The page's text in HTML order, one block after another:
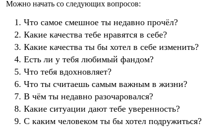
Можно начать со следующих вопросов:
Что самое смешное ты недавно прочёл?
Какие качества тебе нравятся в себе?
Какие качества ты бы хотел в себе изменить?
Есть ли у тебя любимый фандом?
Что тебя вдохновляет?
Что ты считаешь самым важным в жизни?
В чём ты недавно разочаровался?
Какие ситуации дают тебе уверенность?
С каким человеком ты бы хотел подружиться?